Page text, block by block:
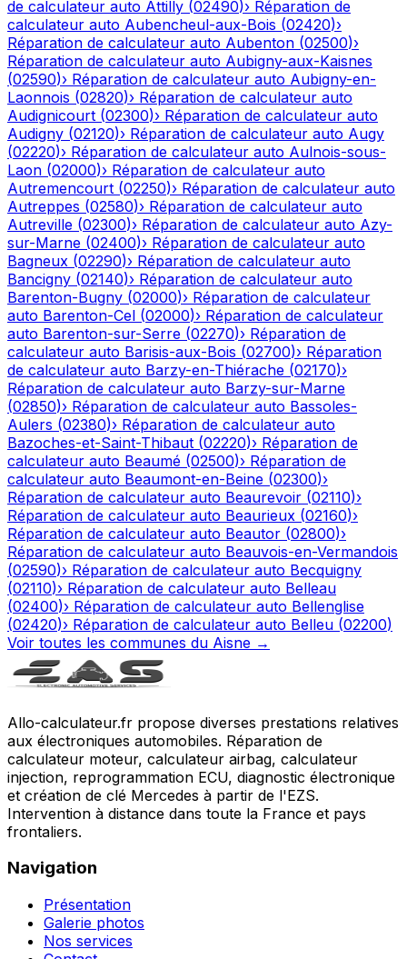
de calculateur auto Attilly (02490)› Réparation de
calculateur auto Aubencheul-aux-Bois (02420)›
Réparation de calculateur auto Aubenton (02500)›
Réparation de calculateur auto Aubigny-aux-Kaisnes
(02590)› Réparation de calculateur auto Aubigny-en-
Laonnois (02820)› Réparation de calculateur auto
Audignicourt (02300)› Réparation de calculateur auto
Audigny (02120)› Réparation de calculateur auto Augy
(02220)› Réparation de calculateur auto Aulnois-sous-
Laon (02000)› Réparation de calculateur auto
Autremencourt (02250)› Réparation de calculateur auto
Autreppes (02580)› Réparation de calculateur auto
Autreville (02300)› Réparation de calculateur auto Azy-
sur-Marne (02400)› Réparation de calculateur auto
Bagneux (02290)› Réparation de calculateur auto
Bancigny (02140)› Réparation de calculateur auto
Barenton-Bugny (02000)› Réparation de calculateur
auto Barenton-Cel (02000)› Réparation de calculateur
auto Barenton-sur-Serre (02270)› Réparation de
calculateur auto Barisis-aux-Bois (02700)› Réparation
de calculateur auto Barzy-en-Thiérache (02170)›
Réparation de calculateur auto Barzy-sur-Marne
(02850)› Réparation de calculateur auto Bassoles-
Aulers (02380)› Réparation de calculateur auto
Bazoches-et-Saint-Thibaut (02220)› Réparation de
calculateur auto Beaumé (02500)› Réparation de
calculateur auto Beaumont-en-Beine (02300)›
Réparation de calculateur auto Beaurevoir (02110)›
Réparation de calculateur auto Beaurieux (02160)›
Réparation de calculateur auto Beautor (02800)›
Réparation de calculateur auto Beauvois-en-Vermandois
(02590)› Réparation de calculateur auto Becquigny
(02110)› Réparation de calculateur auto Belleau
(02400)› Réparation de calculateur auto Bellenglise
(02420)› Réparation de calculateur auto Belleu (02200)
Voir toutes les communes du Aisne →
Allo-calculateur.fr propose diverses prestations relatives
aux électroniques automobiles. Réparation de
calculateur moteur, calculateur airbag, calculateur
injection, reprogrammation ECU, diagnostic électronique
et création de clé Mercedes à partir de l'EZS.
Intervention à distance dans toute la France et pays
frontaliers.
Navigation
Présentation
Galerie photos
Nos services